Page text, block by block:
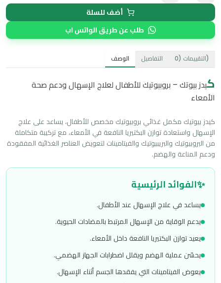
أضف للسلة
طلب عن طريق الواتس اب
الوصف التفاصيل التقييمات (
0 )
كيدز بيوتك – بروبيوتيك للأطفال لعلاج الإسهال ودعم صحة
الأمعاء
ودعم المناعة والهضم.
✨الفوائد الرئيسية
يساعد في علاج الإسهال عند الأطفال.
يدعم الوقاية من الإسهال المرتبط بالمضادات الحيوية.
يعيد توازن البكتيريا النافعة داخل الأمعاء.
يحسّن عملية الهضم ويقلل اضطرابات الجهاز الهضمي.
يعوض الفيتامينات التي يفقدها الجسم أثناء الإسهال.